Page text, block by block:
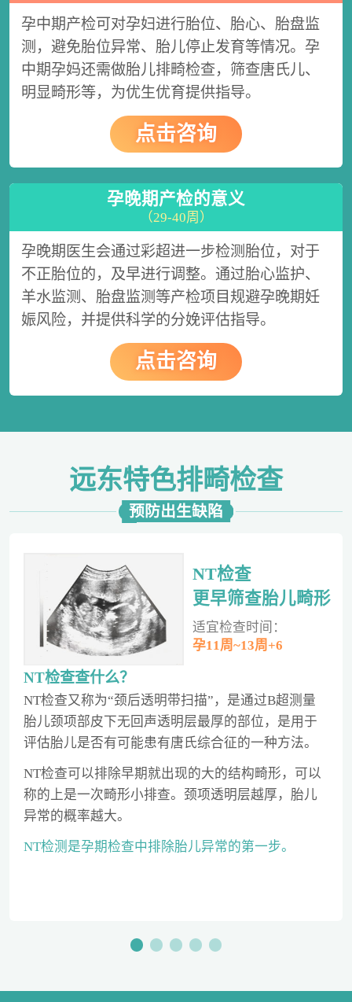
孕中期产检可对孕妇进行胎位、胎心、胎盘监
测，避免胎位异常、胎儿停止发育等情况。孕
中期孕妈还需做胎儿排畸检查，筛查唐氏儿、
明显畸形等，为优生优育提供指导。
点击咨询
孕晚期产检的意义
（29-40周）
孕晚期医生会通过彩超进一步检测胎位，对于
不正胎位的，及早进行调整。通过胎心监护、
羊水监测、胎盘监测等产检项目规避孕晚期妊
娠风险，并提供科学的分娩评估指导。
点击咨询
远东特色排畸检查
预防出生缺陷
NT检查
更早筛查胎儿畸形
适宜检查时间：
孕11周~13周+6
NT检查查什么？
NT检查又称为“颈后透明带扫描”，是通过B超测量
胎儿颈项部皮下无回声透明层最厚的部位，是用于
评估胎儿是否有可能患有唐氏综合征的一种方法。
NT检查可以排除早期就出现的大的结构畸形，可以
称的上是一次畸形小排查。颈项透明层越厚，胎儿
异常的概率越大。
NT检测是孕期检查中排除胎儿异常的第一步。